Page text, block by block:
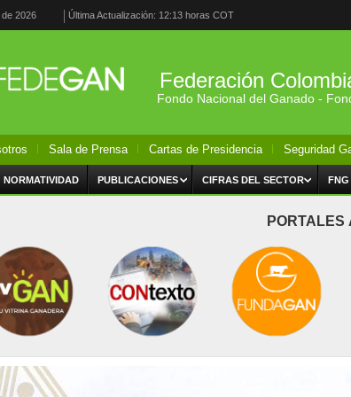
2026 Última Actualización: 12:13 horas COT
Federación
Fondo Nacional del Ganado -
Sala de Prensa Cartas de Presidencia Seguridad
NORMATIVIDAD PUBLICACIONES CIFRAS DEL SECTOR FNG
PORTALES